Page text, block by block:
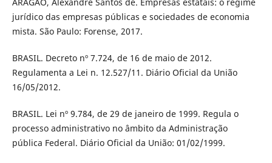
jurídico das empresas públicas e sociedades de economia
mista. São Paulo: Forense, 2017.
BRASIL. Decreto nº 7.724, de 16 de maio de 2012.
Regulamenta a Lei n. 12.527/11. Diário Oficial da União
16/05/2012.
BRASIL. Lei nº 9.784, de 29 de janeiro de 1999. Regula o
processo administrativo no âmbito da Administração
pública Federal. Diário Oficial da União: 01/02/1999.